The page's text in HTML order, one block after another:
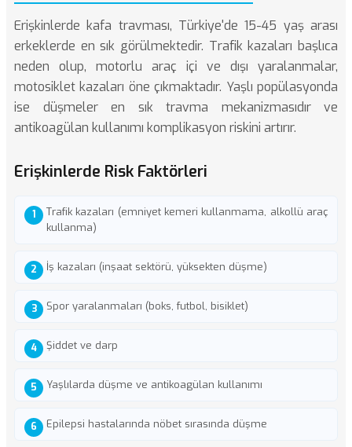
Erişkinlerde kafa travması, Türkiye'de 15-45 yaş arası
erkeklerde en sık görülmektedir. Trafik kazaları başlıca
neden olup, motorlu araç içi ve dışı yaralanmalar,
motosiklet kazaları öne çıkmaktadır. Yaşlı popülasyonda
ise düşmeler en sık travma mekanizmasıdır ve
antikoagülan kullanımı komplikasyon riskini artırır.
Erişkinlerde Risk Faktörleri
Trafik kazaları (emniyet kemeri kullanmama, alkollü araç
kullanma)
İş kazaları (inşaat sektörü, yüksekten düşme)
Spor yaralanmaları (boks, futbol, bisiklet)
Şiddet ve darp
Yaşlılarda düşme ve antikoagülan kullanımı
Epilepsi hastalarında nöbet sırasında düşme